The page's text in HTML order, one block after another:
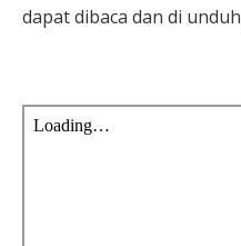
dapat dibaca dan di